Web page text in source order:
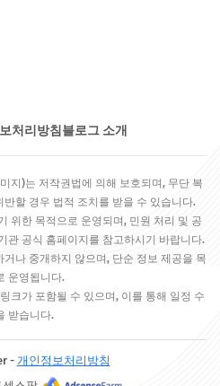
처리방침 블로그 소개
지)는 저작권법에 의해 보호되며, 무단 복
할 경우 법적 조치를 받을 수 있습니다.
위한 목적으로 운영되며, 민원 처리 및 공
관 공식 홈페이지를 참고하시기 바랍니다.
나 중개하지 않으며, 단순 정보 제공을 목
운영됩니다.
크가 포함될 수 있으며, 이를 통해 일정 수
받습니다.
- 개인정보처리방침